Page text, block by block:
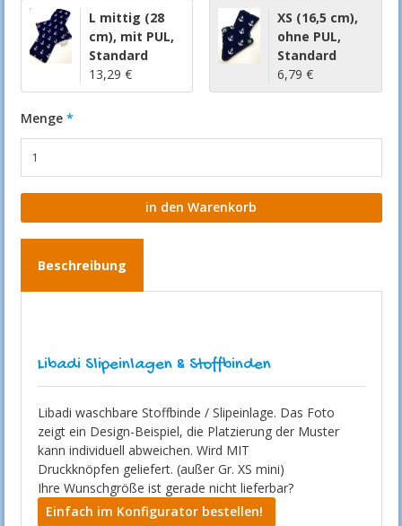
L mittig (28
cm), mit PUL,
Standard
13,29 €
XS (16,5 cm),
ohne PUL,
Standard
6,79 €
Menge
Beschreibung
Libadi Slipeinlagen & Stoffbinden
Libadi waschbare Stoffbinde / Slipeinlage. Das Foto
zeigt ein Design-Beispiel, die Platzierung der Muster
kann individuell abweichen. Wird MIT
Druckknöpfen geliefert. (außer Gr. XS mini)
Ihre Wunschgröße ist gerade nicht lieferbar?
Einfach im Konfigurator bestellen!